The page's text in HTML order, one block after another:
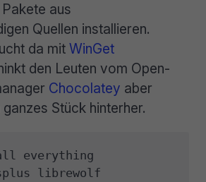
aus
Quellen installieren.
da mit WinGet
den Leuten vom Open-
Chocolatey aber
Stück hinterher.
everything
librewolf